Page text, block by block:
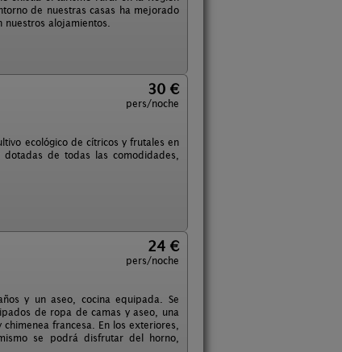
de nuestras casas ha mejorado
alojamientos.
30 €
pers/noche
ecológico de cítricos y frutales en
de todas las comodidades,
24 €
pers/noche
y un aseo, cocina equipada. Se
de ropa de camas y aseo, una
francesa. En los exteriores,
se podrá disfrutar del horno,